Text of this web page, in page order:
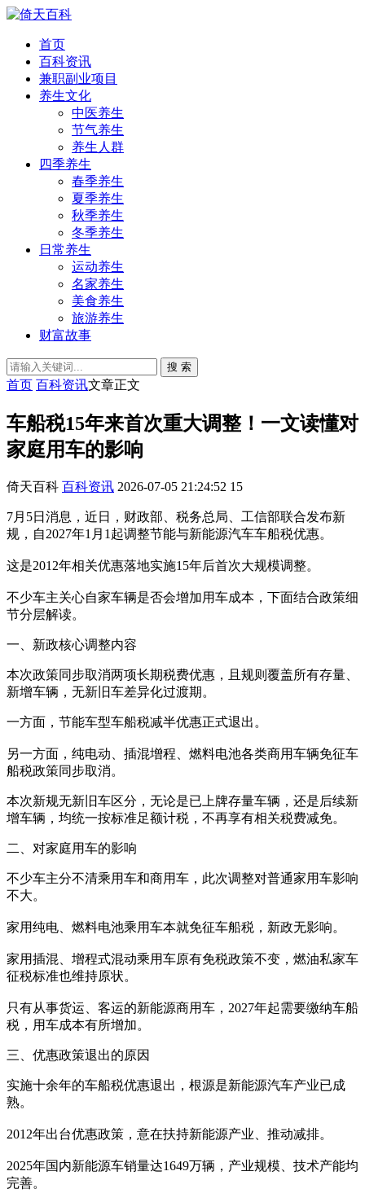
首页
百科资讯
兼职副业项目
养生文化
中医养生
节气养生
养生人群
四季养生
春季养生
夏季养生
秋季养生
冬季养生
日常养生
运动养生
名家养生
美食养生
旅游养生
财富故事
搜 索
首页 百科资讯文章正文
车船税15年来首次重大调整！一文读懂对
家庭用车的影响
倚天百科 百科资讯 2026-07-05 21:24:52 15
7月5日消息，近日，财政部、税务总局、工信部联合发布新
规，自2027年1月1起调整节能与新能源汽车车船税优惠。
这是2012年相关优惠落地实施15年后首次大规模调整。
不少车主关心自家车辆是否会增加用车成本，下面结合政策细
节分层解读。
一、新政核心调整内容
本次政策同步取消两项长期税费优惠，且规则覆盖所有存量、
新增车辆，无新旧车差异化过渡期。
一方面，节能车型车船税减半优惠正式退出。
另一方面，纯电动、插混增程、燃料电池各类商用车辆免征车
船税政策同步取消。
本次新规无新旧车区分，无论是已上牌存量车辆，还是后续新
增车辆，均统一按标准足额计税，不再享有相关税费减免。
二、对家庭用车的影响
不少车主分不清乘用车和商用车，此次调整对普通家用车影响
不大。
家用纯电、燃料电池乘用车本就免征车船税，新政无影响。
家用插混、增程式混动乘用车原有免税政策不变，燃油私家车
征税标准也维持原状。
只有从事货运、客运的新能源商用车，2027年起需要缴纳车船
税，用车成本有所增加。
三、优惠政策退出的原因
实施十余年的车船税优惠退出，根源是新能源汽车产业已成
熟。
2012年出台优惠政策，意在扶持新能源产业、推动减排。
2025年国内新能源车销量达1649万辆，产业规模、技术产能均
完善。